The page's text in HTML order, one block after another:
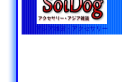
アジア雑貨・アクセサリー